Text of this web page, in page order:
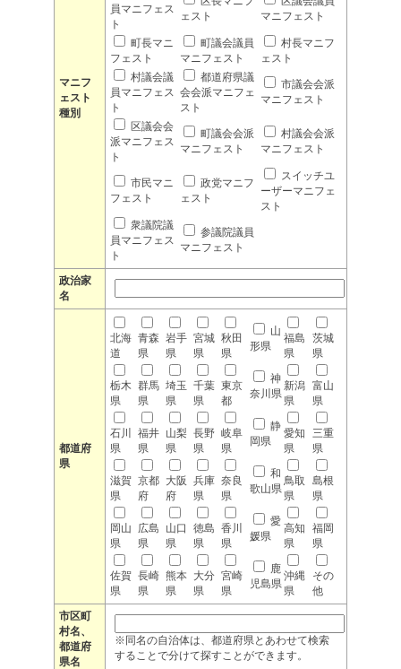
マニフ
ェスト
種別
員マニフェス
ト
ェスト
マニフェスト
町長マニ
フェスト
町議会議員
マニフェスト
村長マニフ
ェスト
村議会議
員マニフェス
ト
都道府県議
会会派マニフェ
スト
市議会会派
マニフェスト
区議会会
派マニフェス
ト
町議会会派
マニフェスト
村議会会派
マニフェスト
市民マニ
フェスト
政党マニフ
ェスト
スイッチユ
ーザーマニフェ
スト
衆議院議
員マニフェス
ト
参議院議員
マニフェスト
政治家
名
都道府
県
北海
道
青森
県
岩手
県
宮城
県
秋田
県
山
形県
福島
県
茨城
県
栃木
県
群馬
県
埼玉
県
千葉
県
東京
都
神
奈川県
新潟
県
富山
県
石川
県
福井
県
山梨
県
長野
県
岐阜
県
静
岡県
愛知
県
三重
県
滋賀
県
京都
府
大阪
府
兵庫
県
奈良
県
和
歌山県
鳥取
県
島根
県
岡山
県
広島
県
山口
県
徳島
県
香川
県
愛
媛県
高知
県
福岡
県
佐賀
県
長崎
県
熊本
県
大分
県
宮崎
県
鹿
児島県
沖縄
県
その
他
市区町
村名、
都道府
県名
※同名の自治体は、都道府県とあわせて検索
することで分けて探すことができます。